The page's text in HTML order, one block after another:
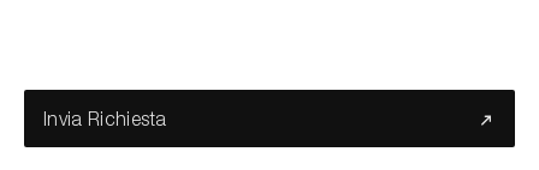
Invia Richiesta